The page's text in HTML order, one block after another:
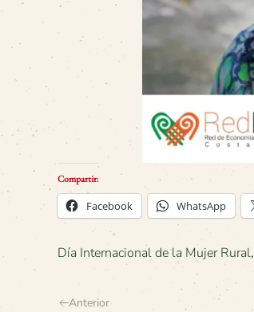
Compartir:
Facebook WhatsApp
Día Internacional de la Mujer Rural,
Anterior